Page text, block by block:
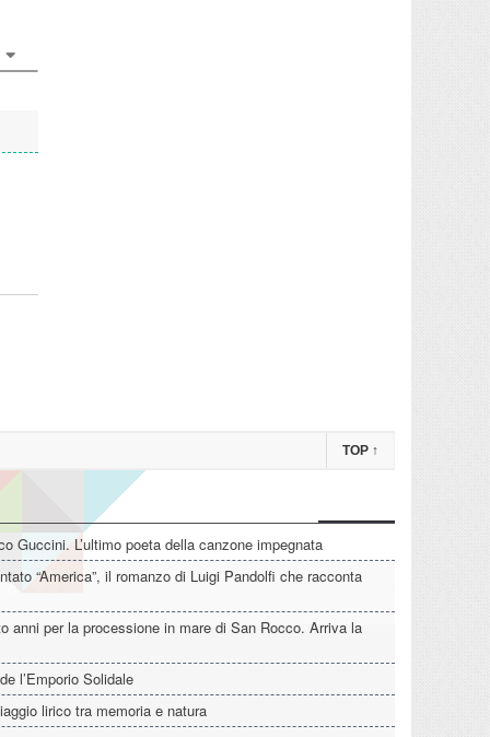
TOP ↑
Guccini. L’ultimo poeta della canzone impegnata
“America”, il romanzo di Luigi Pandolfi che racconta
anni per la processione in mare di San Rocco. Arriva la
l’Emporio Solidale
lirico tra memoria e natura